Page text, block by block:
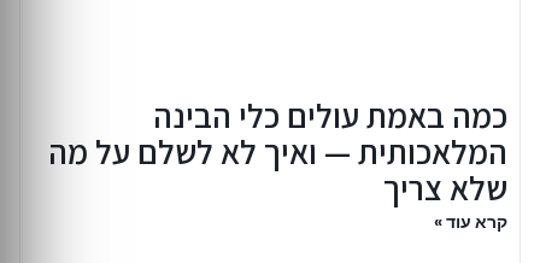
כמה באמת עולים כלי הבינה
המלאכותית — ואיך לא לשלם על מה
שלא צריך
קרא עוד »